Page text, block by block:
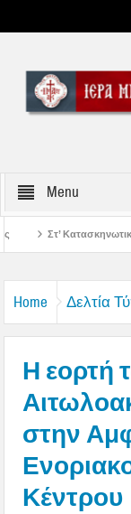
Menu
Περίοδος Κοριτσιών
Home Δελτία
Η εορτή
στην
Κέντρου